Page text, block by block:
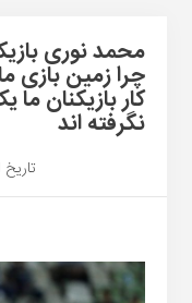
محمد نوری
چرا زمین بازی
کار بازیکنان
نگرفته اند
تاریخ